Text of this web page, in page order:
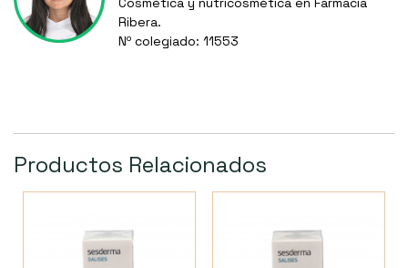
Ribera.
Nº colegiado: 11553
Productos Relacionados